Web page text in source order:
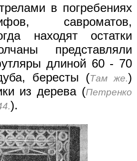
в погребениях
савроматов,
находят остатки
представляли
длиной 60 - 70
бересты (Там же.)
из дерева (Петренко
).